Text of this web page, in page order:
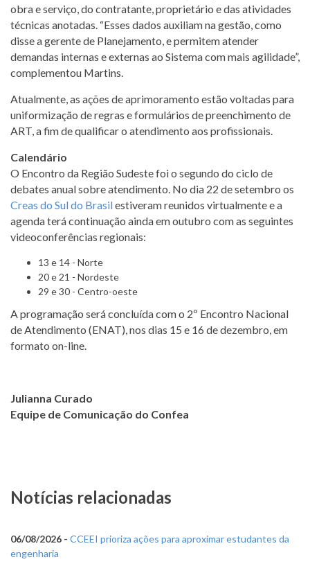
obra e serviço, do contratante, proprietário e das atividades
técnicas anotadas. “Esses dados auxiliam na gestão, como
disse a gerente de Planejamento, e permitem atender
demandas internas e externas ao Sistema com mais agilidade”,
complementou Martins.
Atualmente, as ações de aprimoramento estão voltadas para
uniformização de regras e formulários de preenchimento de
ART, a fim de qualificar o atendimento aos profissionais.
Calendário
O Encontro da Região Sudeste foi o segundo do ciclo de
debates anual sobre atendimento. No dia 22 de setembro os
Creas do Sul do Brasilestiveram reunidos virtualmente e a
agenda terá continuação ainda em outubro com as seguintes
videoconferências regionais:
13 e 14 - Norte
20 e 21 - Nordeste
29 e 30 - Centro-oeste
A programação será concluída com o 2º Encontro Nacional
de Atendimento (ENAT), nos dias 15 e 16 de dezembro, em
formato on-line.
Julianna Curado
Equipe de Comunicação do Confea
Notícias relacionadas
06/08/2026 - CCEEI prioriza ações para aproximar estudantes da
engenharia